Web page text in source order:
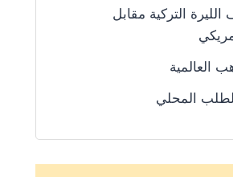
التركية مقابل
العالمية
المحلي